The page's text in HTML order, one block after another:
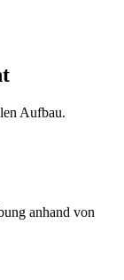
Aufbau.
anhand von